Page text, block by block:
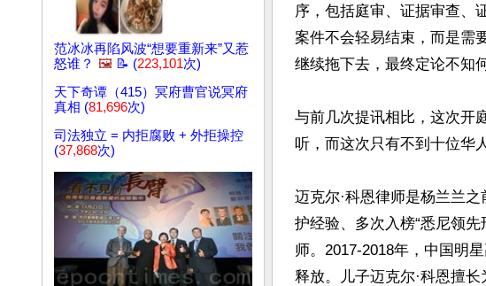
范冰冰再陷风波“想要重新来”又惹
怒谁？ 🖼️ 📝 (223,101次)
天下奇谭（415）冥府曹官说冥府
真相 (81,696次)
司法独立 = 内拒腐败 + 外拒操控
(37,868次)
序，包括庭审、证据审查、
案件不会轻易结束，而是需
继续拖下去，最终定论不知
与前几次提讯相比，这次开
听，而这次只有不到十位华
迈克尔·科恩律师是杨兰兰
护经验、多次入榜“悉尼领
师。2017-2018年，中国明
释放。儿子迈克尔·科恩擅